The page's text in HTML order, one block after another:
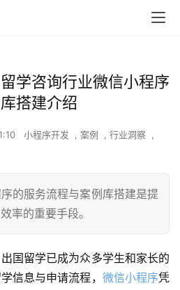
学咨询行业微信小程序
搭建介绍
小程序开发 , 案例 , 行业洞察
,
的服务流程与案例库搭建是提
率的重要手段。
国留学已成为众多学生和家长的
信息与申请流程， 微信小程序凭